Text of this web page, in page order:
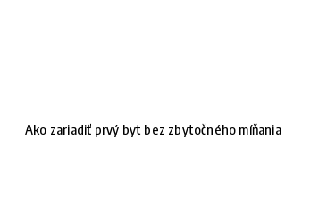
Ako zariadiť prvý byt bez zbytočného míňania